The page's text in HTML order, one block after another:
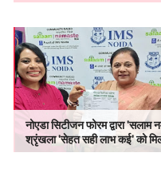
नोएडा सिटीजन फोरम द्वारा 'सलाम
श्रृंखला 'सेहत सही लाभ कई' को